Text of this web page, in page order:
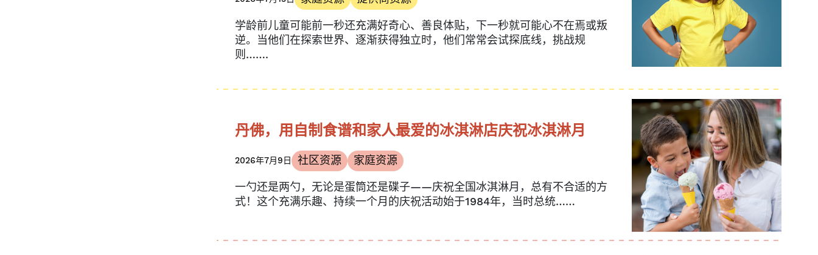
学龄前儿童可能前一秒还充满好奇心、善良体贴，下一秒就可能心不在焉或叛
逆。当他们在探索世界、逐渐获得独立时，他们常常会试探底线，挑战规
则…….
丹佛，用自制食谱和家人最爱的冰淇淋店庆祝冰淇淋月
2026年7月9日 社区资源
家庭资源
一勺还是两勺，无论是蛋筒还是碟子——庆祝全国冰淇淋月，总有不合适的方
式！这个充满乐趣、持续一个月的庆祝活动始于1984年，当时总统……